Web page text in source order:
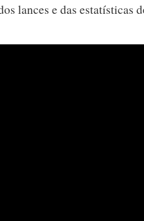
lances e das estatísticas